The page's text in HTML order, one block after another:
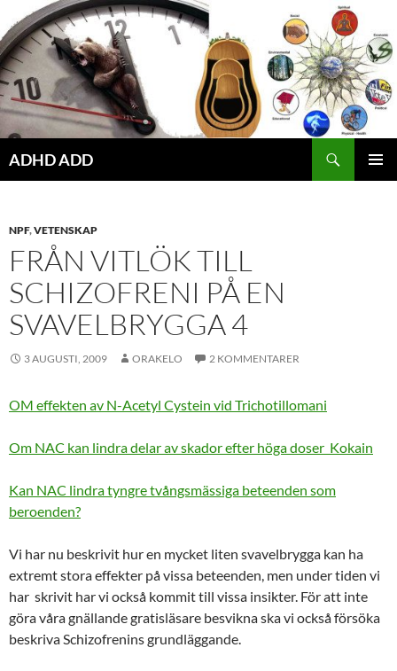
Hoppa
till
innehåll
ADHD ADD
NPF,VETENSKAP
FRÅN VITLÖK TILL
SCHIZOFRENI PÅ EN
SVAVELBRYGGA 4
3 AUGUSTI, 2009 ORAKELO 2 KOMMENTARER
OM effekten av N-Acetyl Cystein vid Trichotillomani
Om NAC kan lindra delar av skador efter höga doser Kokain
Kan NAC lindra tyngre tvångsmässiga beteenden som
beroenden?
Vi har nu beskrivit hur en mycket liten svavelbrygga kan ha
extremt stora effekter på vissa beteenden, men under tiden vi
har skrivit har vi också kommit till vissa insikter. För att inte
göra våra gnällande gratisläsare besvikna ska vi också försöka
beskriva Schizofrenins grundläggande.